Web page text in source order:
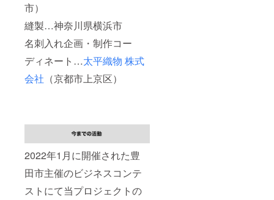
市）
縫製…神奈川県横浜市
名刺入れ企画・制作コー
ディネート…太平織物 株式
会社 （京都市上京区）
2022年1月に開催された豊
田市主催のビジネスコンテ
ストにて当プロジェクトの